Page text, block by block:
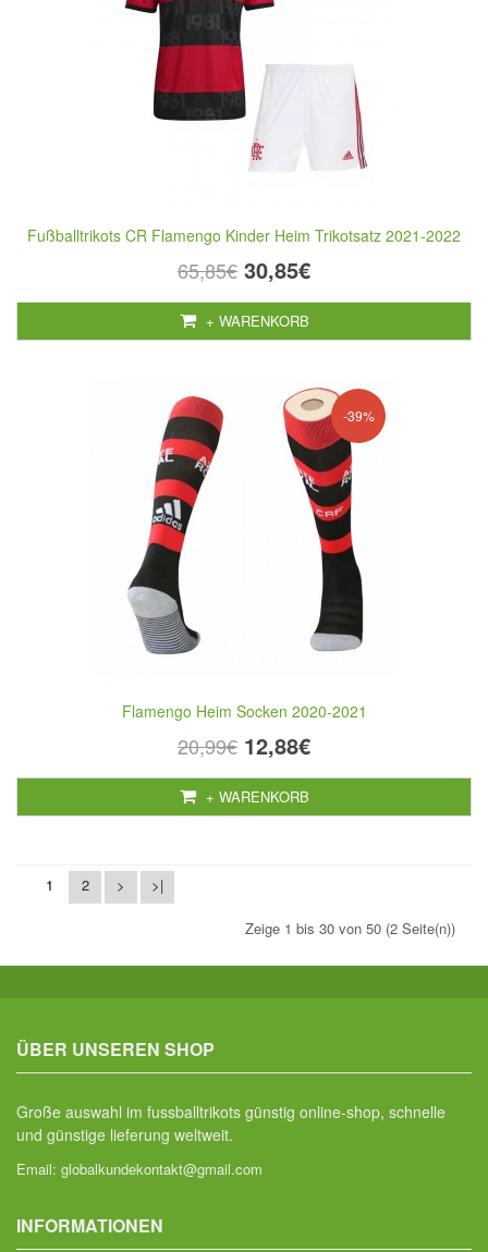
Fußballtrikots CR Flamengo Kinder Heim Trikotsatz 2021-2022
65,85€ 30,85€
+ WARENKORB
-39%
Flamengo Heim Socken 2020-2021
20,99€ 12,88€
+ WARENKORB
1 2 > >|
Zeige 1 bis 30 von 50 (2 Seite(n))
ÜBER UNSEREN SHOP
Große auswahl im fussballtrikots günstig online-shop, schnelle
und günstige lieferung weltweit.
Email: globalkundekontakt@gmail.com
INFORMATIONEN